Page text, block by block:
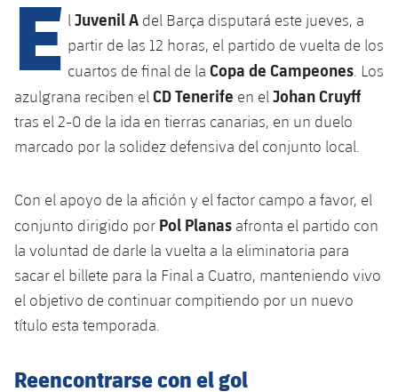
plusicon
más
Instalaciones
Spotify Camp Nou
Palau Blaugrana
Estadi Johan Cruyff
Barça Cafe
plusicon
SUB12
SUB11 A
SUB10 A
SUB10 B
SUB9 A
SUB13 B
SUB11 C
Entradas
Gameday Shows
Jugadores
Fotos
Barça Atlètic
Junior
Cadete A
Infantil A
Infantil B
Mini
PLUSICON
MÁS
Primer Equipo
Actualidad
Calendario
Entradas
Resultados
Clasificaciones
Jugadores
Barça Atlètic
plusicon
más
Actualidad
Calendario
Resultados
Clasificaciones
Jugadores
Base
plusicon
más
Actualidad
Juvenil
Cadete A
Cadete B
PLUSICON
MÁS
Primer equipo
plusicon
más
Calendario
E l Juvenil A del Barça disputará este jueves, a
partir de las 12 horas, el partido de vuelta de los
cuartos de final de la Copa de Campeones . Los
azulgrana reciben el CD Tenerife en el Johan Cruyff
tras el 2-0 de la ida en tierras canarias, en un duelo
marcado por la solidez defensiva del conjunto local.
Con el apoyo de la afición y el factor campo a favor, el
conjunto dirigido por Pol Planas afronta el partido con
la voluntad de darle la vuelta a la eliminatoria para
sacar el billete para la Final a Cuatro, manteniendo vivo
el objetivo de continuar compitiendo por un nuevo
título esta temporada.
Reencontrarse con el gol